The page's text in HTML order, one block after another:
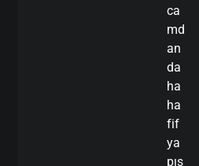
ca
md
an
da
ha
ha
fif
ya
pıs